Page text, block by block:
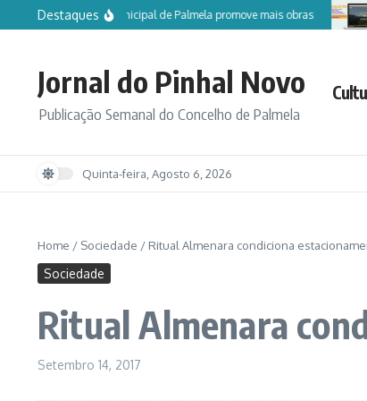
Ir para o conteúdo
Destaques
Câmara Municipal de Palmela promove mais obras
Jornal do Pinhal Novo
Publicação Semanal do Concelho de Palmela
Quinta-feira, Agosto 6, 2026
Home / Sociedade / Ritual Almenara condiciona
Sociedade
Ritual Almenara
Setembro 14, 2017